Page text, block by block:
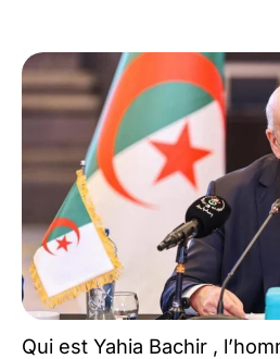
Qui est Yahia Bachir ,